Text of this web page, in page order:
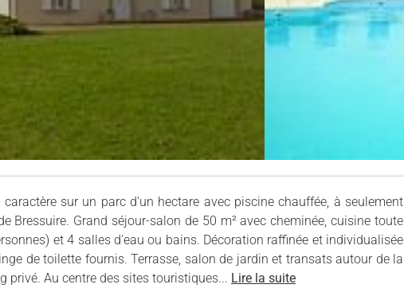
caractère sur un parc d'un hectare avec piscine chauffée, à seulement
Bressuire. Grand séjour-salon de 50 m² avec cheminée, cuisine toute
et 4 salles d'eau ou bains. Décoration raffinée et individualisée
de toilette fournis. Terrasse, salon de jardin et transats autour de la
privé. Au centre des sites touristiques... Lire la suite